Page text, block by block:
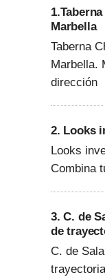
Marbella
Taberna
Marbella.
dirección
2. Looks
Looks
Combina
3. C. de
de
C. de